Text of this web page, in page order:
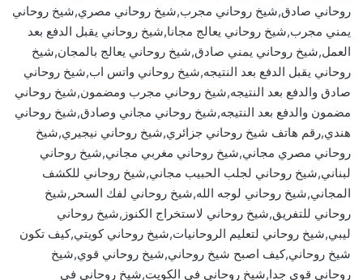
روحاني صادق,شيخ روحاني مجرب,شيخ روحاني مصري,شيخ روحاني
يمني مجرب,شيخ روحاني يعالج مجانا,شيخ روحاني يقبل الدفع بعد
العمل,شيخ روحاني يمني صادق,شيخ روحاني يعالج بالمجان,شيخ
روحاني يقبل الدفع بعد النتيجه,شيخ روحاني واتس اب,شيخ روحاني
صادق والدفع بعد النتيجه,شيخ روحاني مجرب ومضمون,شيخ روحاني
مضمون والدفع بعد النتيجه,شيخ روحاني مجاني وصادق,شيخ روحاني
هندي,رقم هاتف شيخ روحاني جزائري,شيخ روحاني نيجيري,شيخ
روحاني مصري مجاني,شيخ روحاني مغربي مجاني,شيخ روحاني
لبناني,شيخ روحاني لجلب الحبيب مجاني,شيخ روحاني للكشف
المجاني,شيخ روحاني لوجه الله,شيخ روحاني لفك السحر,شيخ
روحاني للتفريق,شيخ روحاني لاستخراج الكنوز,شيخ روحاني
ليبي,شيخ روحاني لتعليم الروحانيات,شيخ روحاني كويتي,كيف تكون
شيخ روحاني,كيف اصبح شيخ روحاني,شيخ روحاني قوي,شيخ
روحاني قوي جدا,شيخ روحاني في الكويت,شيخ روحاني في